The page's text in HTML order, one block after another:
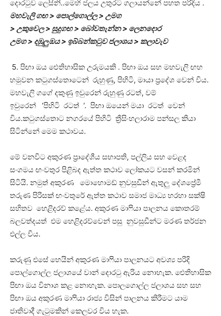
දොරටුව ලෙසිනි..මෙහි ජලය උතුරට ගලායන්නේ පහත පරිදිය .
මහවැලි ගඟ> පොල්ගොල්ල> උමග
> උකුවෙල> සුදුගඟ> බෝවතැන්න> ලෙනදොර
උමග> දඹුලුඔය> ඉබ්බන්කටුව ජලාශය> කලාවැව
5. පිඟා ඔය ඓතිහාසික උරුමයකි . පිඟා ඔය සහ මහවැලි ඟහ
හමුවන ක‍ටුගස්තොටෙන් රුහුණු, පිහිටි, මායා ප්‍රදේශ වෙන් විය.
මහවැලි ගගේ දකුණු ඉවුරෙන් රුහුණු රටත්, වම්
ඉවුරෙන් ‘පිහිටි රටත් ‘. පිඟා ඔයෙන් මයා රටත් වෙන්
විය.ක‍ටුගස්තොට නගරයේ පිහිටි ත්‍රීසිංහලාරාම පන්සල කියා
සිටින්නේ මෙම කථාවය.
මේ වනවිට අකුරණ ප්‍රාදේශීය සභාපති, පල්ලිය සහ වෙළද
සංගමය ඟංවතුර පිළිබද ඇත්ත කථාව ලෝකයට වසන් කරමින්
සිටියි. නමුත් අකුරණ මොහොමඩ් නුවසුඩීන් ඇතුලු දේශප්‍රේමී
තරුණ පිරිසක් ඟංවතුරේ ඇත්ත කථාව සමාජ මාධ්‍ය හරහා සක්ෂි
සහිතව හෙළිදරව් කළේය. අකුරණ මා‍ෆියා පාලනය කොතරම්
බලවත්දයත් එම හෙළිදරව්වෙන් පසු නුවසුඩීන්ට මරණ තර්ජන
එල්ල විය.
කරුණු එසේ හෙයින් අකුරණ මා‍ෆියා පාලනයට අවශ්‍ය පරිදි
පොල්ගොල්ල ජලාශයේ වාන් දොර‍ටු ඇරිය නොහැක. ඓතිහාසික
පිඟා ඔය විනාශ කළ නොහැක. පොලගොල්ල ජලාශය සහ සහ
පිඟා ඔය අකුරණ මා‍ෆියා රාජ්‍ය විසින් පාලනය කිරීමට යාම
ජාතිවාදී ගැ‍ටුමකින් කෙලවර විය හැක.